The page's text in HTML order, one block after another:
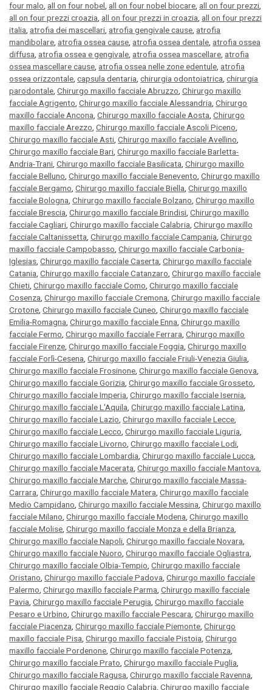
four malo, all on four nobel, all on four nobel biocare, all on four prezzi,
all on four prezzi croazia, all on four prezzi in croazia, all on four prezzi
italia, atrofia dei mascellari, atrofia gengivale cause, atrofia
mandibolare, atrofia ossea cause, atrofia ossea dentale, atrofia ossea
diffusa, atrofia ossea e gengivale, atrofia ossea mascellare, atrofia
ossea mascellare cause, atrofia ossea nelle zone edentule, atrofia
ossea orizzontale,capsula dentaria,chirurgia odontoiatrica,chirurgia
parodontale,Chirurgo maxillo facciale Abruzzo,Chirurgo maxillo
facciale Agrigento,Chirurgo maxillo facciale Alessandria,Chirurgo
maxillo facciale Ancona,Chirurgo maxillo facciale Aosta,Chirurgo
maxillo facciale Arezzo,Chirurgo maxillo facciale Ascoli Piceno,
Chirurgo maxillo facciale Asti,Chirurgo maxillo facciale Avellino,
Chirurgo maxillo facciale Bari,Chirurgo maxillo facciale Barletta-
Andria-Trani,Chirurgo maxillo facciale Basilicata,Chirurgo maxillo
facciale Belluno,Chirurgo maxillo facciale Benevento,Chirurgo maxillo
facciale Bergamo,Chirurgo maxillo facciale Biella,Chirurgo maxillo
facciale Bologna,Chirurgo maxillo facciale Bolzano,Chirurgo maxillo
facciale Brescia,Chirurgo maxillo facciale Brindisi,Chirurgo maxillo
facciale Cagliari,Chirurgo maxillo facciale Calabria,Chirurgo maxillo
facciale Caltanissetta,Chirurgo maxillo facciale Campania,Chirurgo
maxillo facciale Campobasso,Chirurgo maxillo facciale Carbonia-
Iglesias,Chirurgo maxillo facciale Caserta,Chirurgo maxillo facciale
Catania,Chirurgo maxillo facciale Catanzaro,Chirurgo maxillo facciale
Chieti,Chirurgo maxillo facciale Como,Chirurgo maxillo facciale
Cosenza,Chirurgo maxillo facciale Cremona,Chirurgo maxillo facciale
Crotone,Chirurgo maxillo facciale Cuneo,Chirurgo maxillo facciale
Emilia-Romagna,Chirurgo maxillo facciale Enna,Chirurgo maxillo
facciale Fermo,Chirurgo maxillo facciale Ferrara,Chirurgo maxillo
facciale Firenze,Chirurgo maxillo facciale Foggia,Chirurgo maxillo
facciale Forlì-Cesena,Chirurgo maxillo facciale Friuli-Venezia Giulia,
Chirurgo maxillo facciale Frosinone,Chirurgo maxillo facciale Genova,
Chirurgo maxillo facciale Gorizia,Chirurgo maxillo facciale Grosseto,
Chirurgo maxillo facciale Imperia,Chirurgo maxillo facciale Isernia,
Chirurgo maxillo facciale L'Aquila,Chirurgo maxillo facciale Latina,
Chirurgo maxillo facciale Lazio,Chirurgo maxillo facciale Lecce,
Chirurgo maxillo facciale Lecco,Chirurgo maxillo facciale Liguria,
Chirurgo maxillo facciale Livorno,Chirurgo maxillo facciale Lodi,
Chirurgo maxillo facciale Lombardia,Chirurgo maxillo facciale Lucca,
Chirurgo maxillo facciale Macerata,Chirurgo maxillo facciale Mantova,
Chirurgo maxillo facciale Marche,Chirurgo maxillo facciale Massa-
Carrara,Chirurgo maxillo facciale Matera,Chirurgo maxillo facciale
Medio Campidano,Chirurgo maxillo facciale Messina,Chirurgo maxillo
facciale Milano,Chirurgo maxillo facciale Modena,Chirurgo maxillo
facciale Molise,Chirurgo maxillo facciale Monza e della Brianza,
Chirurgo maxillo facciale Napoli,Chirurgo maxillo facciale Novara,
Chirurgo maxillo facciale Nuoro,Chirurgo maxillo facciale Ogliastra,
Chirurgo maxillo facciale Olbia-Tempio,Chirurgo maxillo facciale
Oristano,Chirurgo maxillo facciale Padova,Chirurgo maxillo facciale
Palermo,Chirurgo maxillo facciale Parma,Chirurgo maxillo facciale
Pavia,Chirurgo maxillo facciale Perugia,Chirurgo maxillo facciale
Pesaro e Urbino,Chirurgo maxillo facciale Pescara,Chirurgo maxillo
facciale Piacenza,Chirurgo maxillo facciale Piemonte,Chirurgo
maxillo facciale Pisa,Chirurgo maxillo facciale Pistoia,Chirurgo
maxillo facciale Pordenone,Chirurgo maxillo facciale Potenza,
Chirurgo maxillo facciale Prato,Chirurgo maxillo facciale Puglia,
Chirurgo maxillo facciale Ragusa,Chirurgo maxillo facciale Ravenna,
Chirurgo maxillo facciale Reggio Calabria,Chirurgo maxillo facciale